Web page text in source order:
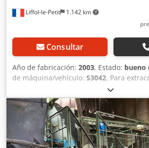
Liffol-le-Petit 1.142 km
Consultar
Año de fabricación: 2003, Estado: bueno
de máquina/vehículo: S3042, Para
bloques en cantera Corte vertical y
mm Corte útil de 2310 mm (ver más o
Apo Al Njr 4 cilindros de nivelación
rieles En buen estado de
cargada en camión. Contacto por
correo electrónico en su idioma.